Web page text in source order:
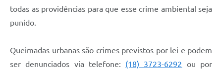
todas as providências para que esse crime ambiental seja
punido.
Queimadas urbanas são crimes previstos por lei e podem
ser denunciados via telefone: (18) 3723-6292 ou por